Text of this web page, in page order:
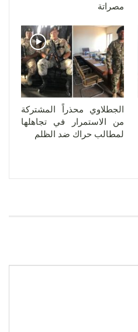
مصراتة
الجطلاوي محذراً المشتركة
من الاستمرار في تجاهلها
لمطالب حراك ضد الظلم